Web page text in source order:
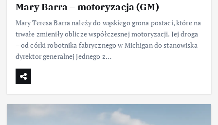
Mary Barra – motoryzacja (GM)
Mary Teresa Barra należy do wąskiego grona postaci, które na
trwałe zmieniły oblicze współczesnej motoryzacji. Jej droga
– od córki robotnika fabrycznego w Michigan do stanowiska
dyrektor generalnej jednego z…